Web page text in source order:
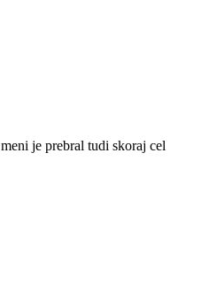
je prebral tudi skoraj cel